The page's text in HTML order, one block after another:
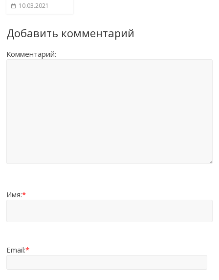
10.03.2021
Добавить комментарий
Комментарий:
Имя:*
Email:*